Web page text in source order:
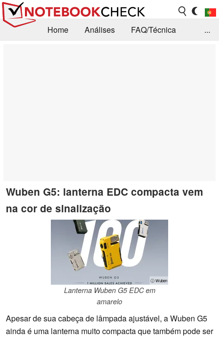
Home Análises
FAQ/Técnica
...
Wuben G5: lanterna EDC compacta vem
na cor de sinalização
ⓘ Wuben
Lanterna Wuben G5 EDC em
amarelo
Apesar de sua cabeça de lâmpada ajustável, a Wuben G5
ainda é uma lanterna muito compacta que também pode ser